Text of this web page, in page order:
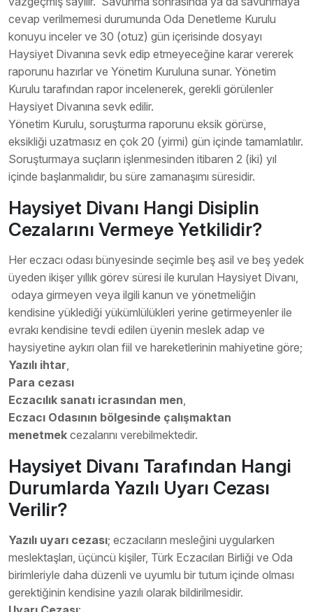
cevap verilmemesi durumunda Oda Denetleme Kurulu
konuyu inceler ve 30 (otuz) gün içerisinde dosyayı
Haysiyet Divanına sevk edip etmeyeceğine karar vererek
raporunu hazırlar ve Yönetim Kuruluna sunar. Yönetim
Kurulu tarafından rapor incelenerek, gerekli görülenler
Haysiyet Divanına sevk edilir.
Yönetim Kurulu, soruşturma raporunu eksik görürse,
eksikliği uzatmasız en çok 20 (yirmi) gün içinde tamamlatılır.
Soruşturmaya suçların işlenmesinden itibaren 2 (iki) yıl
içinde başlanmalıdır, bu süre zamanaşımı süresidir.
Haysiyet Divanı Hangi Disiplin
Cezalarını Vermeye Yetkilidir?
Her eczacı odası bünyesinde seçimle beş asil ve beş yedek
üyeden ikişer yıllık görev süresi ile kurulan Haysiyet Divanı,
odaya girmeyen veya ilgili kanun ve yönetmeliğin
kendisine yüklediği yükümlülükleri yerine getirmeyenler ile
evrakı kendisine tevdi edilen üyenin meslek adap ve
haysiyetine aykırı olan fiil ve hareketlerinin mahiyetine göre;
Yazılı ihtar
Para cezası
Eczacılık sanatı icrasından men
Eczacı Odasının bölgesinde çalışmaktan
menetmek cezalarını verebilmektedir.
Haysiyet Divanı Tarafından Hangi
Durumlarda Yazılı Uyarı Cezası
Verilir?
Yazılı uyarı cezası; eczacıların mesleğini uygularken
meslektaşları, üçüncü kişiler, Türk Eczacıları Birliği ve Oda
birimleriyle daha düzenli ve uyumlu bir tutum içinde olması
gerektiğinin kendisine yazılı olarak bildirilmesidir.